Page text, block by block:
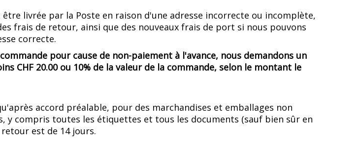
être livrée par la Poste en raison d'une adresse incorrecte ou incomplète,
frais de retour, ainsi que des nouveaux frais de port si nous pouvons
correcte.
pour cause de non-paiement à l'avance, nous demandons un
CHF 20.00 ou 10% de la valeur de la commande, selon le montant le
accord préalable, pour des marchandises et emballages non
y compris toutes les étiquettes et tous les documents (sauf bien sûr en
est de 14 jours.